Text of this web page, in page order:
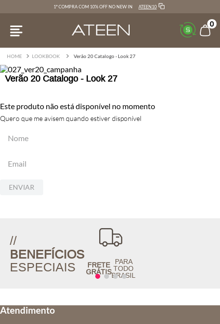
1ª COMPRA COM 10% OFF NO NEW IN ATEEN10
0
LOOKBOOK Verão 20 Catalogo - Look 27
Verão 20 Catalogo - Look 27
Este produto não está disponível no momento
Quero que me avisem quando estiver disponível
ENVIAR
//
BENEFÍCIOS
ESPECIAIS
FRETE
GRÁTIS
PARA
TODO
BRASIL
Atendimento